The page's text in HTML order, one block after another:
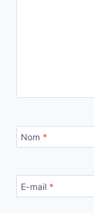
Nom *
E-mail *